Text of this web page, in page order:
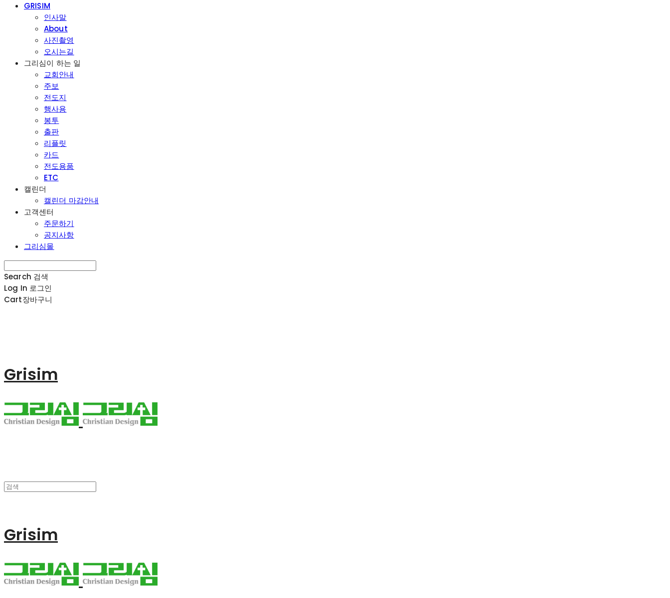
GRISIM
인사말
About
사진촬영
오시는길
그리심이 하는 일
교회안내
주보
전도지
행사용
봉투
출판
리플릿
카드
전도용품
ETC
캘린더
캘린더 마감안내
고객센터
주문하기
공지사항
그리심몰
Search 검색
Log In 로그인
Cart장바구니
Grisim
Grisim